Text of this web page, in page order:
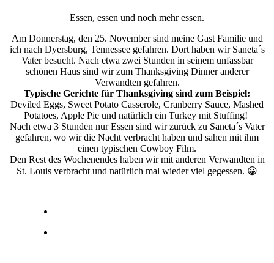
Essen, essen und noch mehr essen.
Am Donnerstag, den 25. November sind meine Gast Familie und
ich nach Dyersburg, Tennessee gefahren. Dort haben wir Saneta´s
Vater besucht. Nach etwa zwei Stunden in seinem unfassbar
schönen Haus sind wir zum Thanksgiving Dinner anderer
Verwandten gefahren.
Typische Gerichte für Thanksgiving sind zum Beispiel:
Deviled Eggs, Sweet Potato Casserole, Cranberry Sauce, Mashed
Potatoes, Apple Pie und natürlich ein Turkey mit Stuffing!
Nach etwa 3 Stunden nur Essen sind wir zurück zu Saneta´s Vater
gefahren, wo wir die Nacht verbracht haben und sahen mit ihm
einen typischen Cowboy Film.
Den Rest des Wochenendes haben wir mit anderen Verwandten in
St. Louis verbracht und natürlich mal wieder viel gegessen. 😀